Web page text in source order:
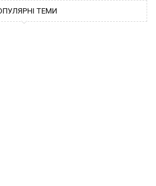
ТЕМИ